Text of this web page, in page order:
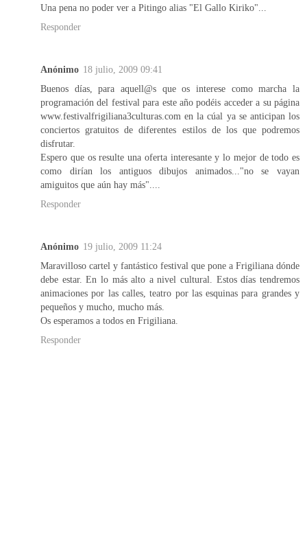
Una pena no poder ver a Pitingo alias "El Gallo Kiriko"...
Responder
Anónimo 18 julio, 2009 09:41
Buenos días, para aquell@s que os interese como marcha la
programación del festival para este año podéis acceder a su página
www.festivalfrigiliana3culturas.com en la cúal ya se anticipan los
conciertos gratuitos de diferentes estilos de los que podremos
disfrutar.
Espero que os resulte una oferta interesante y lo mejor de todo es
como dirían los antiguos dibujos animados..."no se vayan
amiguitos que aún hay más"....
Responder
Anónimo 19 julio, 2009 11:24
Maravilloso cartel y fantástico festival que pone a Frigiliana dónde
debe estar. En lo más alto a nivel cultural. Estos días tendremos
animaciones por las calles, teatro por las esquinas para grandes y
pequeños y mucho, mucho más.
Os esperamos a todos en Frigiliana.
Responder